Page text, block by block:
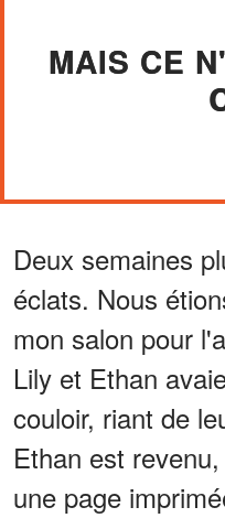
MAIS CE
Deux semaines
éclats. Nous
mon salon pour
Lily et Ethan
couloir, riant de
Ethan est
une page